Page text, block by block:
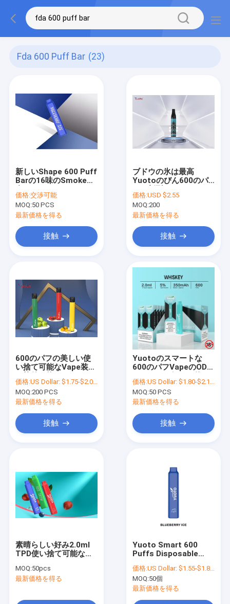
Fda 600 Puff Bar (23)
新しいShape 600 Puff
Barの16味のSmoke混
FDAのセリウム、
価格:交渉可能
MOQ:50 PCS
最新価格を得る
接触
ブドウの氷は最高
Yuotoのびん600のパ
風味を付ける
価格:USD $2.55
MOQ:200
最新価格を得る
接触
600のパフの美しい使
い捨て可能なVape装置
価格:US Dollar: $1.75-$2.0(1 PCS)
MOQ:200 PCS
最新価格を得る
接触
Yuotoのスマートな
600のパフVapeのODM
捨て可能なVapeのペン
価格:US Dollar: $1.80-$2.10(1PCS)
MOQ:50 PCS
最新価格を得る
接触
素晴らしい好み2.0ml
TPD使い捨て可能な
YUOTOスマートなODM
MOQ:50pcs
最新価格を得る
Yuoto Smart 600
Puffs Disposable
TPD デバイス
価格:US Dollar: $1.55-$1.85(1PCS)
MOQ:50個
最新価格を得る